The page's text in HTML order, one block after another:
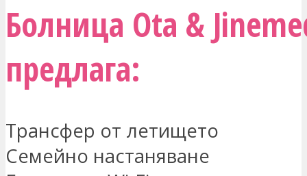
Болница Ota &
предлага:
Трансфер от летището
Семейно настаняване